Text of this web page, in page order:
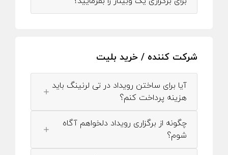
شرکت کننده / خرید بلیت
آیا برای ساختن رویداد در تی لرنینگ باید
هزینه پرداخت کنم؟
چگونه از برگزاری رویداد دلخواهم آگاه
شوم؟